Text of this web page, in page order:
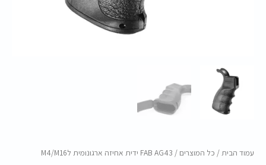
עמוד הבית/ כל המוצרים / FAB AG43 ידית אחיזה ארגונומית לM4/M16